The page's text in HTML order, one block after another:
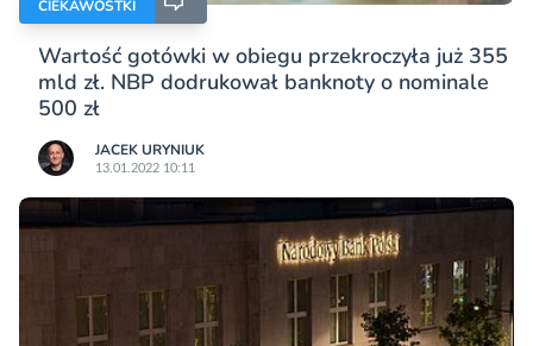
CIEKAWOSTKI
Wartość gotówki w obiegu przekroczyła już 355
mld zł. NBP dodrukował banknoty o nominale
500 zł
JACEK URYNIUK
13.01.2022 10:11